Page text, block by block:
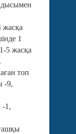
жасқа
1
5 жасқа
топ
-9,
-1,